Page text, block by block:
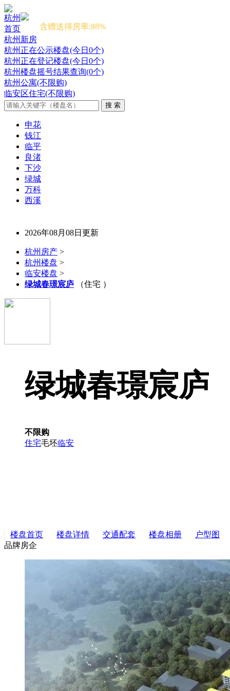
杭州
首页
杭州新房
杭州正在公示楼盘(今日0个)
杭州正在登记楼盘(今日0个)
杭州楼盘摇号结果查询(0个)
杭州公寓(不限购)
临安区住宅(不限购)
申花
钱江
临平
良渚
下沙
绿城
万科
西溪
2026年08月08日更新
杭州房产 >
杭州楼盘 >
临安楼盘 >
绿城春璟宸庐 （住宅 ）
绿城春璟宸庐
不限购
住宅毛坯临安
楼盘首页 楼盘详情 交通配套 楼盘相册
户型图
品牌房企
含赠送得房率:88%
含赠送得房率:95%